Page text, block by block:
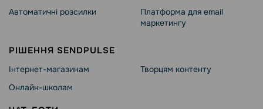
Автоматичні розсилки
Платформа для email
маркетингу
РІШЕННЯ SENDPULSE
Інтернет-магазинам
Онлайн-школам
Творцям контенту